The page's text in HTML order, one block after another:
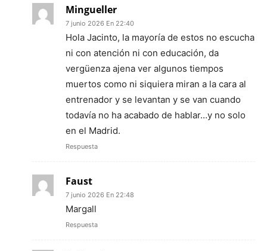
Mingueller
7 junio 2026 En 22:40
Hola Jacinto, la mayoría de estos no escucha
ni con atención ni con educación, da
vergüenza ajena ver algunos tiempos
muertos como ni siquiera miran a la cara al
entrenador y se levantan y se van cuando
todavía no ha acabado de hablar…y no solo
en el Madrid.
Respuesta
Faust
7 junio 2026 En 22:48
Margall
Respuesta